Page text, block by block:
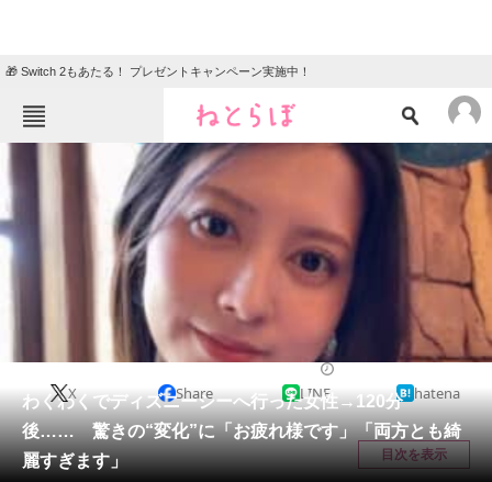
🎁 Switch 2もあたる！ プレゼントキャンペーン実施中！
ねとらぼメニュー
エンタメ
教育・育児
リサーチ
会員記事
メディア
わくわくでディズニーシーへ行った女性→120分
後…… 驚きの“変化”に「お疲れ様です」「両方とも綺
麗すぎます」
X Share LINE hatena
目次を表示